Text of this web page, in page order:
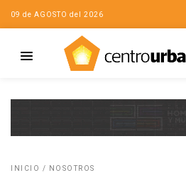
09 de AGOSTO del 2026
INICIO / NOSOTROS